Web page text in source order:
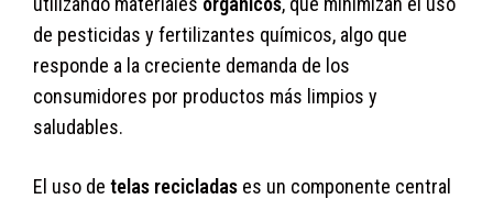
de pesticidas y fertilizantes químicos, algo que
responde a la creciente demanda de los
consumidores por productos más limpios y
saludables.
El uso de telas recicladas es un componente central